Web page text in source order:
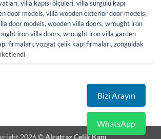
,villa kapısı ölçüleri,villa sürgülü kapı
door models,villa wooden exterior door models,
door models,wooden villa doors,wrought iron
iron villa doors,wrought iron villa garden
firmaları,yozgat çelik kapı firmaları,zonguldak
2026 ©Alcatraz Çelik Kapı
Bizi Arayın
WhatsApp